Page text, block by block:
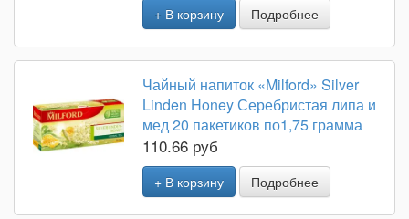
+ В корзину Подробнее
Чайный напиток «Milford» Silver
Linden Honey Серебристая липа и
мед 20 пакетиков по1,75 грамма
110.66 руб
+ В корзину Подробнее